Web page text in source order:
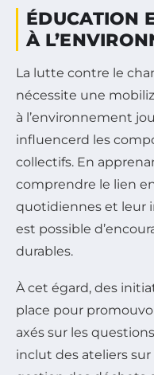
ÉDUCATION
À
La lutte contre le
nécessite une
à l’environnement
influencerd les
collectifs. En
comprendre le lien
quotidiennes et leur
est possible
durables.
À cet égard, des
place pour
axés sur les
inclut des ateliers